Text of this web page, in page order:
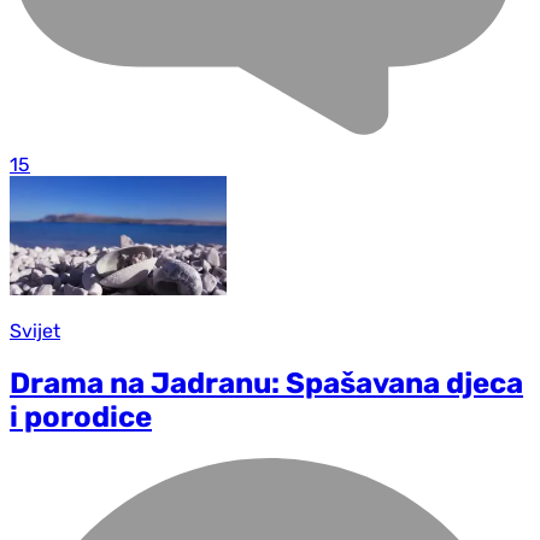
15
Svijet
Drama na Jadranu: Spašavana d‌jeca
i porodice